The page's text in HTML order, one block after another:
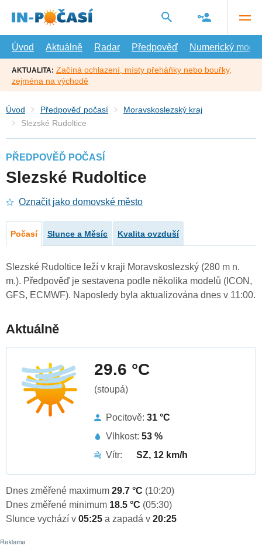
hlavní
Úvod
Aktuálně Radar Předpověď Numerický model
AKTUALITA: Začíná ochlazení, místy přeháňky nebo bouřky,
zejména na východě
Úvod Předpověď počasí
Moravskoslezský kraj
Slezské Rudoltice
PŘEDPOVĚĎ POČASÍ
Slezské Rudoltice
Označit jako domovské město
Počasí Slunce a Měsíc Kvalita ovzduší
Slezské Rudoltice leží v kraji Moravskoslezský (280 m n.
m.). Předpověď je sestavena podle několika modelů (ICON,
GFS, ECMWF). Naposledy byla aktualizována dnes v 11:00.
Aktuálně
29.6 °C
(stoupá)
Pocitově: 31 °C
Vlhkost: 53 %
Vítr:
SZ, 12 km/h
Dnes změřené maximum 29.7 °C (10:20)
Dnes změřené minimum 18.5 °C (05:30)
Slunce vychází v 05:25 a zapadá v 20:25